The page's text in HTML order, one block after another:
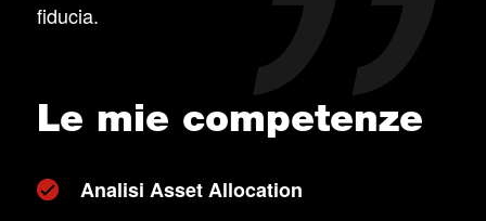
fiducia.
Le mie competenze
Analisi Asset Allocation